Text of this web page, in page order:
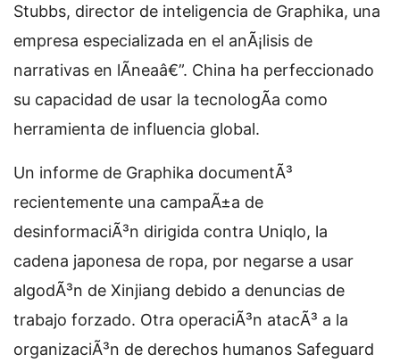
Stubbs, director de inteligencia de Graphika, una
empresa especializada en el anÃ¡lisis de
narrativas en lÃ­neaâ€”. China ha perfeccionado
su capacidad de usar la tecnologÃ­a como
herramienta de influencia global.
Un informe de Graphika documentÃ³
recientemente una campaÃ±a de
desinformaciÃ³n dirigida contra Uniqlo, la
cadena japonesa de ropa, por negarse a usar
algodÃ³n de Xinjiang debido a denuncias de
trabajo forzado. Otra operaciÃ³n atacÃ³ a la
organizaciÃ³n de derechos humanos Safeguard